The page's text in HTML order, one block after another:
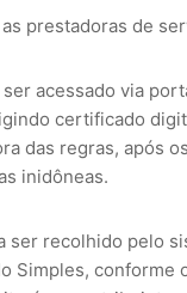
prestadoras de
acessado via
certificado
das regras, após
inidôneas.
ser recolhido pelo
Simples, conforme